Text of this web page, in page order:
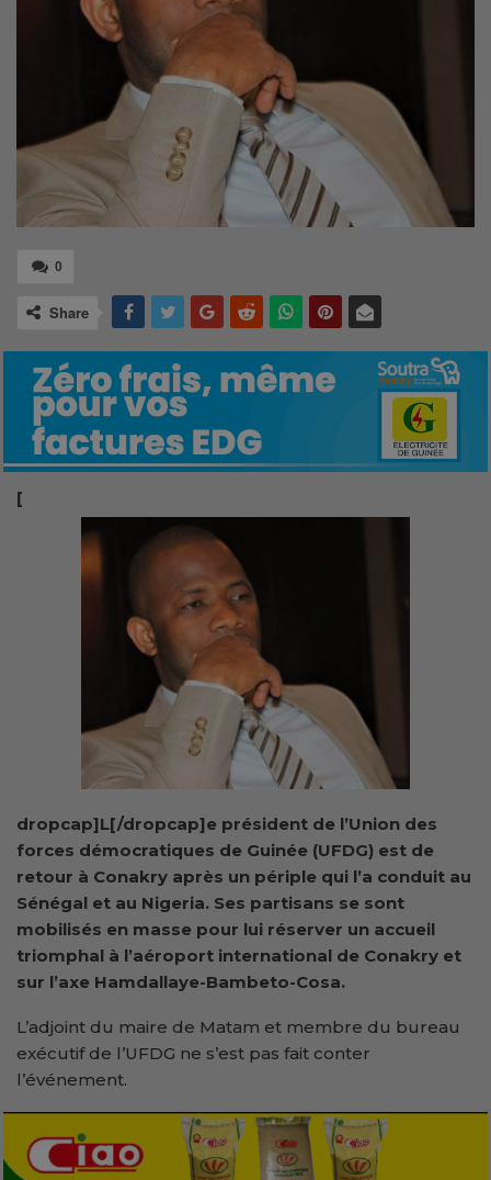
0
Share
[
dropcap]L[/dropcap]e président de l’Union des
forces démocratiques de Guinée (UFDG) est de
retour à Conakry après un périple qui l’a conduit au
Sénégal et au Nigeria. Ses partisans se sont
mobilisés en masse pour lui réserver un accueil
triomphal à l’aéroport international de Conakry et
sur l’axe Hamdallaye-Bambeto-Cosa.
L’adjoint du maire de Matam et membre du bureau
exécutif de l’UFDG ne s’est pas fait conter
l’événement.